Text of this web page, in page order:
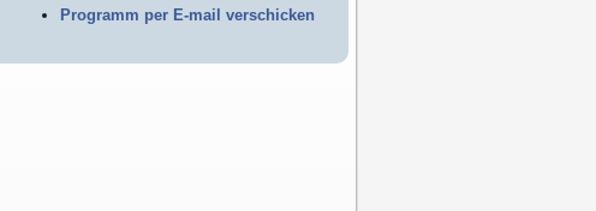
Programm per E-mail verschicken